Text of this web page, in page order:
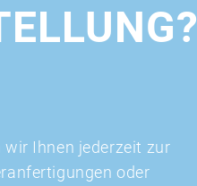
wir Ihnen jederzeit zur
oder